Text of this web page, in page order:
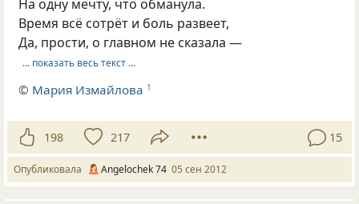
На одну мечту, что обманула.
Время всё сотрёт и боль развеет,
Да, прости, о главном не сказала —
… показать весь текст …
© Мария Измайлова 1
198 217 15
Опубликовала Angelochek 74 05 сен 2012